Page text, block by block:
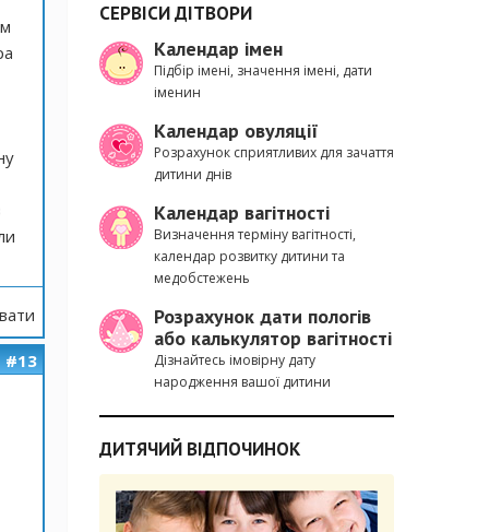
#13
СЕРВІСИ ДІТВОРИ
Календар імен
Підбір імені, значення імені, дати
іменин
Календар овуляції
Розрахунок сприятливих для зачаття
дитини днів
Календар вагітності
Визначення терміну вагітності,
календар розвитку дитини та
медобстежень
Розрахунок дати пологів
або калькулятор вагітності
Дізнайтесь імовірну дату
народження вашої дитини
ДИТЯЧИЙ ВІДПОЧИНОК